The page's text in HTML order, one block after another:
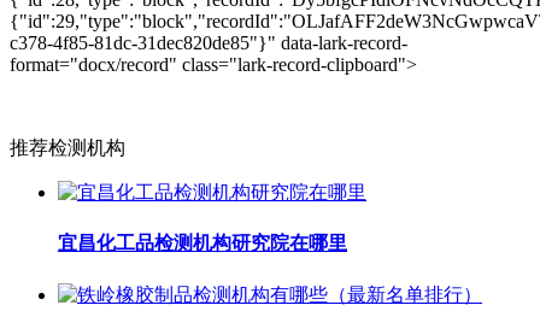
推荐检测机构
宜昌化工品检测机构研究院在哪里